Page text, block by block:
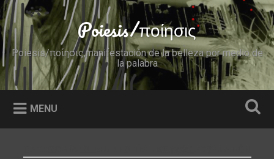
Skip
to
content
Search Poiesis/ποίησις
Poiesis/ποίησις,manifestación de la belleza por medio de
la palabra
MENU